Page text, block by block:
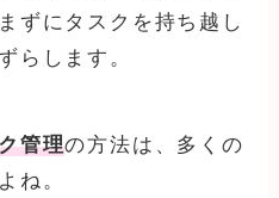
ずにタスクを持ち越し
らします。
管理の方法は、多くの
ね。